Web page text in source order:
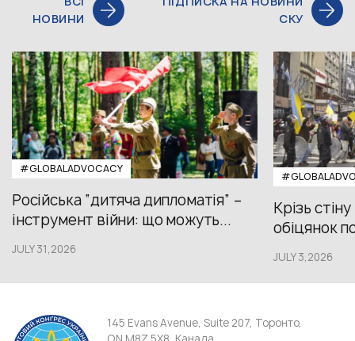
НОВИНИ
СКУ
#GLOBALADVOCACY
Російська “дитяча дипломатія” –
інструмент війни: що можуть...
JULY 31,2026
Крізь
обіцянок
JULY 3,2026
145 Evans Avenue, Suite 207, Торонто,